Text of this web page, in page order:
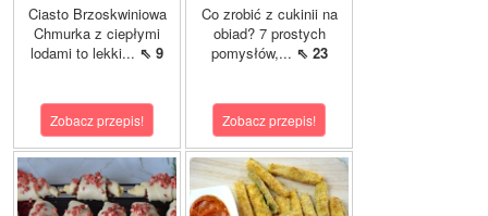
Ciasto Brzoskwiniowa
Chmurka z ciepłymi
lodami to lekki... ⇖ 9
Zobacz przepis!
Co zrobić z cukinii na
obiad? 7 prostych
pomysłów,... ⇖ 23
Zobacz przepis!